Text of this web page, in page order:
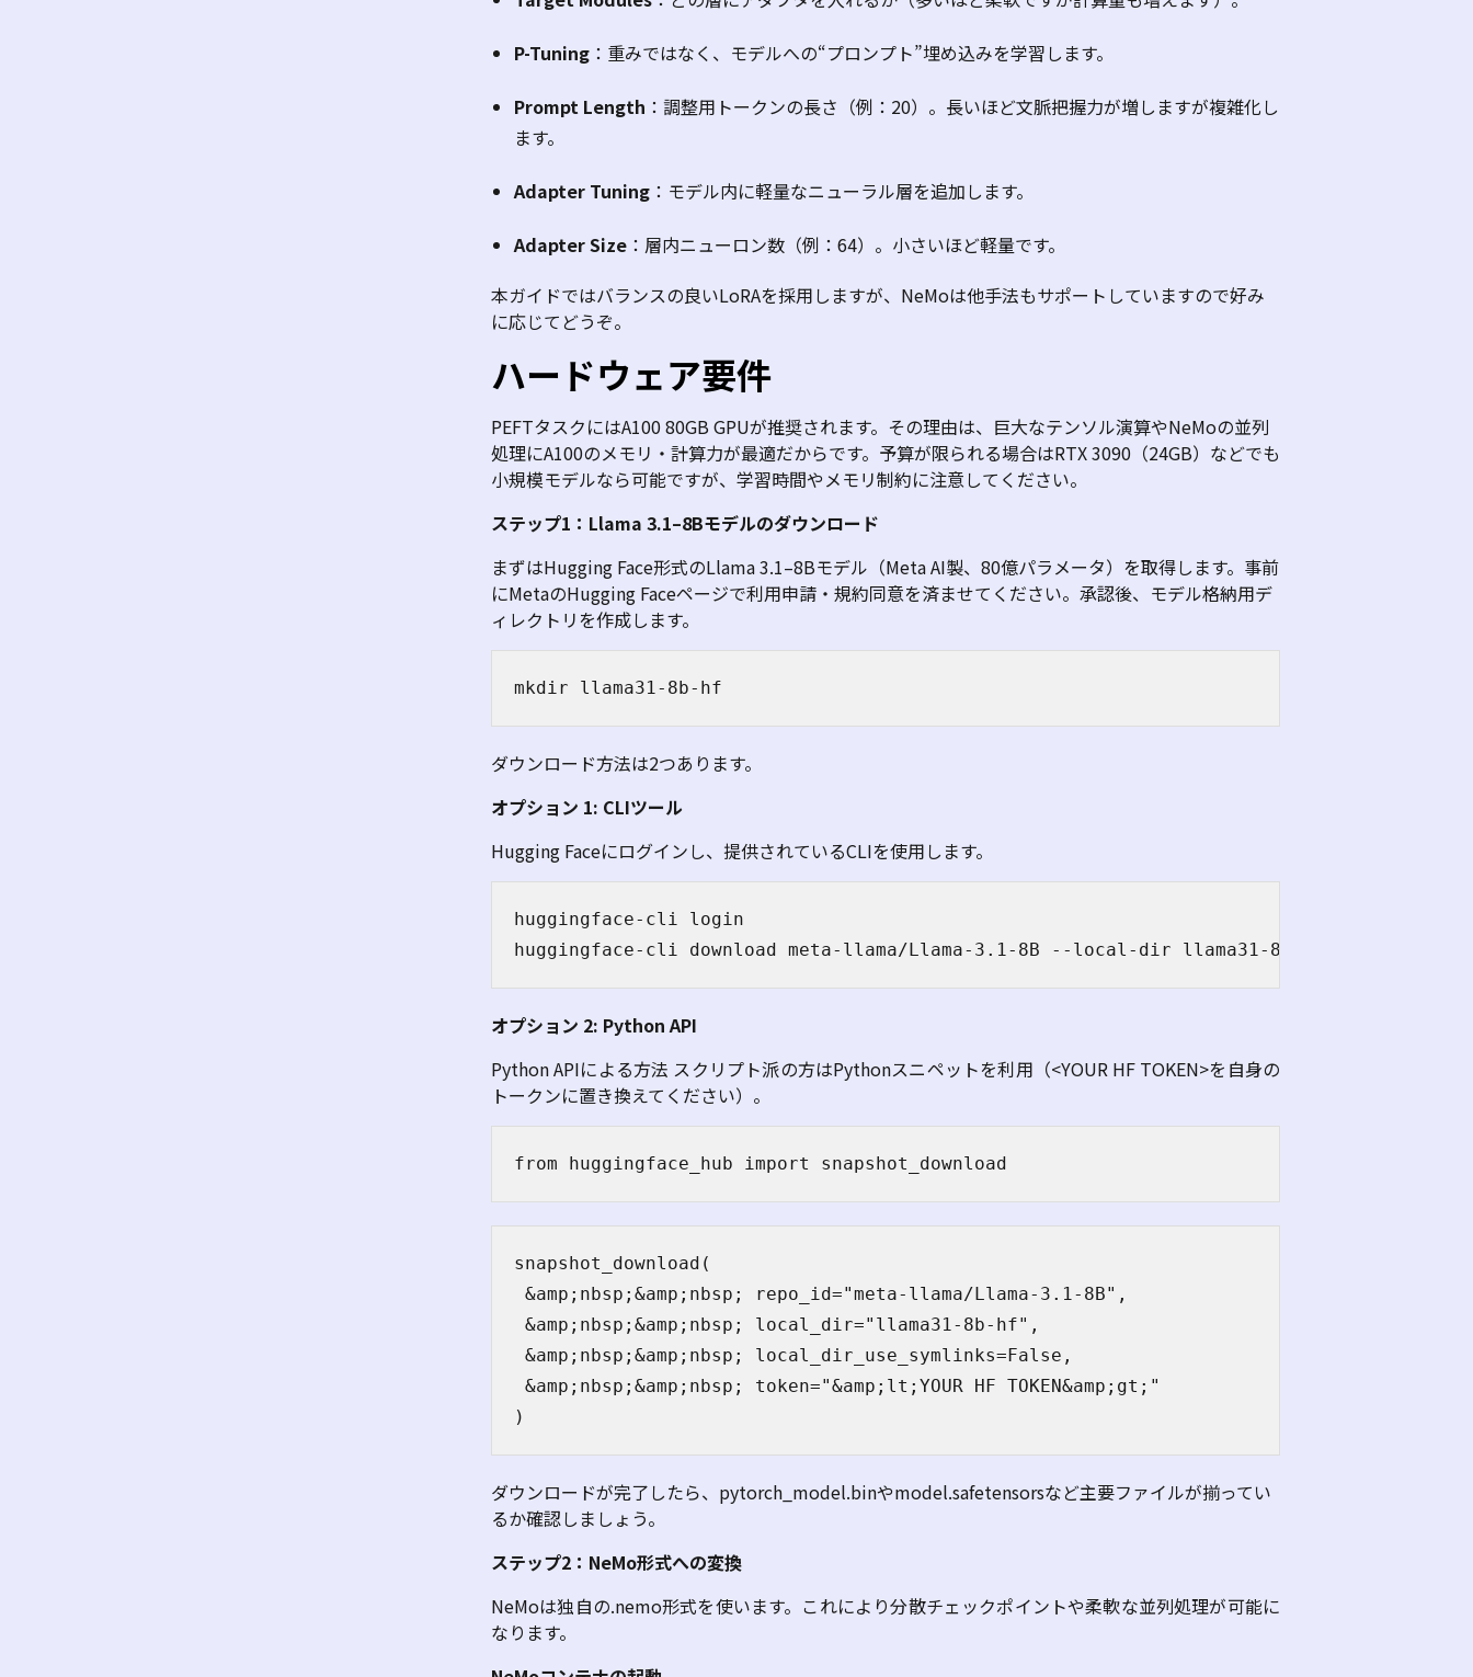
P-Tuning：重みではなく、モデルへの“プロンプト”埋め込みを学習します。
Prompt Length ：調整用トークンの長さ（例： 20）。長いほど文脈把握力が増しますが複雑化し
ます。
Adapter Tuning：モデル内に軽量なニューラル層を追加します。
Adapter Size：層内ニューロン数（例： 64）。小さいほど軽量です。
本ガイドではバランスの良いLoRAを採用しますが、 NeMoは他手法もサポートしていますので好み
に応じてどうぞ。
ハードウェア要件
PEFTタスクにはA100 80GB GPUが推奨されます。その理由は、巨大なテンソル演算やNeMoの並列
処理にA100のメモリ・計算力が最適だからです。予算が限られる場合はRTX 3090（24GB）などでも
小規模モデルなら可能ですが、学習時間やメモリ制約に注意してください。
ステップ1：Llama 3.1–8Bモデルのダウンロード
まずはHugging Face形式のLlama 3.1–8Bモデル（Meta AI製、 80億パラメータ）を取得します。事前
にMetaのHugging Faceページで利用申請・規約同意を済ませてください。承認後、モデル格納用デ
ィレクトリを作成します。
mkdir llama31-8b-hf
ダウンロード方法は2つあります。
オプション 1: CLIツール
Hugging Faceにログインし、提供されているCLIを使用します。
huggingface-cli login
huggingface-cli download meta-llama/Llama-3.1-8B --local-dir llama31-8b-hf
オプション 2: Python API
Python APIによる方法 スクリプト派の方はPythonスニペットを利用（<YOUR HF TOKEN>を自身の
トークンに置き換えてください）。
snapshot_download(
&amp;nbsp;&amp;nbsp; repo_id="meta-llama/Llama-3.1-8B",
&amp;nbsp;&amp;nbsp; local_dir="llama31-8b-hf",
&amp;nbsp;&amp;nbsp; local_dir_use_symlinks=False,
&amp;nbsp;&amp;nbsp; token="&amp;lt;YOUR HF TOKEN&amp;gt;"
)
ダウンロードが完了したら、 pytorch_model.binやmodel.safetensorsなど主要ファイルが揃ってい
るか確認しましょう。
ステップ2 ： NeMo形式への変換
NeMoは独自の.nemo形式を使います。これにより分散チェックポイントや柔軟な並列処理が可能に
なります。